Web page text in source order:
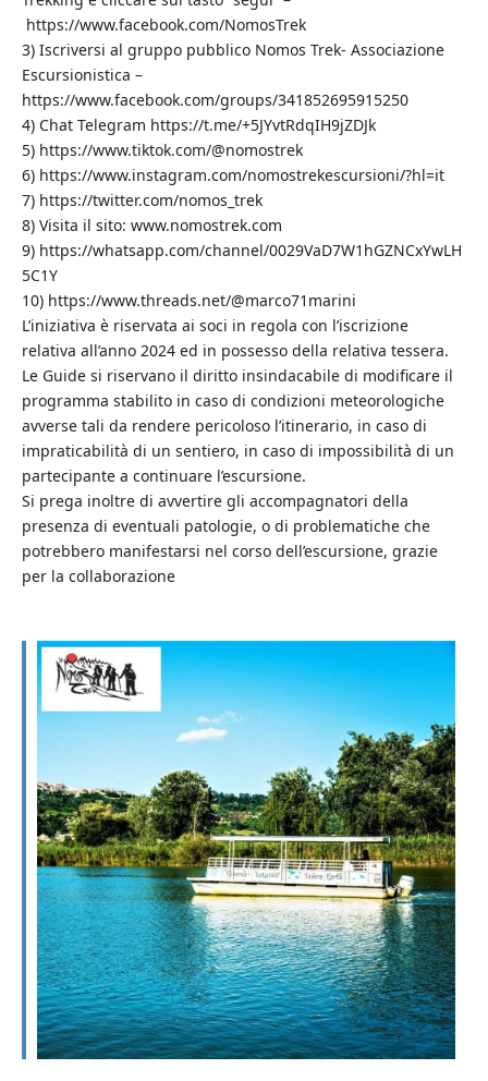
https://www.facebook.com/NomosTrek
3) Iscriversi al gruppo pubblico Nomos Trek- Associazione
Escursionistica –
https://www.facebook.com/groups/341852695915250
4) Chat Telegram https://t.me/+5JYvtRdqIH9jZDJk
5) https://www.tiktok.com/@nomostrek
6) https://www.instagram.com/nomostrekescursioni/?hl=it
7) https://twitter.com/nomos_trek
8) Visita il sito: www.nomostrek.com
9) https://whatsapp.com/channel/0029VaD7W1hGZNCxYwLH
5C1Y
10) https://www.threads.net/@marco71marini
L’iniziativa è riservata ai soci in regola con l’iscrizione
relativa all’anno 2024 ed in possesso della relativa tessera.
Le Guide si riservano il diritto insindacabile di modificare il
programma stabilito in caso di condizioni meteorologiche
avverse tali da rendere pericoloso l’itinerario, in caso di
impraticabilità di un sentiero, in caso di impossibilità di un
partecipante a continuare l’escursione.
Si prega inoltre di avvertire gli accompagnatori della
presenza di eventuali patologie, o di problematiche che
potrebbero manifestarsi nel corso dell’escursione, grazie
per la collaborazione